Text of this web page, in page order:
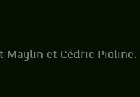
Maylin et Cédric Pioline.